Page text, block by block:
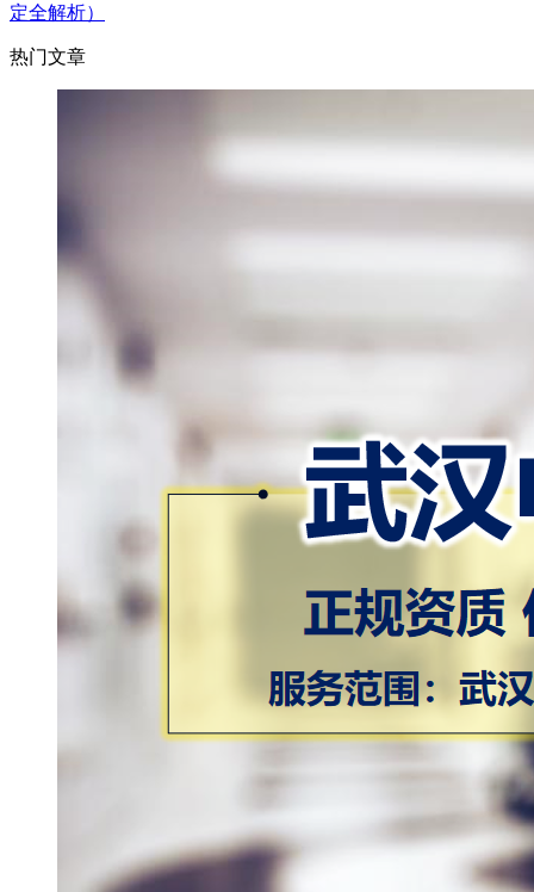
定全解析）
热门文章